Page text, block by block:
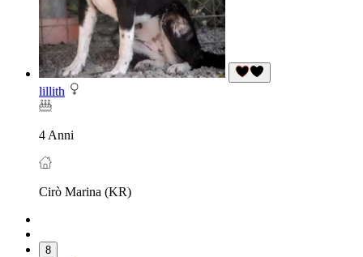
lillith
4 Anni
Cirò Marina (KR)
8